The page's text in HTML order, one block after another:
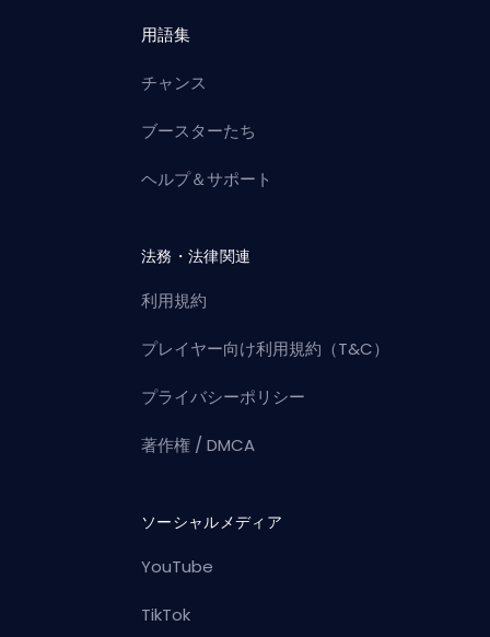
用語集
チャンス
ブースターたち
ヘルプ＆サポート
法務・法律関連
利用規約
プレイヤー向け利用規約（T&C）
プライバシーポリシー
著作権 / DMCA
ソーシャルメディア
YouTube
TikTok